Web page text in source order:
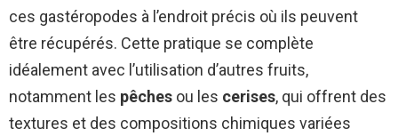
ces gastéropodes à l’endroit précis où ils peuvent
être récupérés. Cette pratique se complète
idéalement avec l’utilisation d’autres fruits,
notamment les pêches ou les cerises, qui offrent des
textures et des compositions chimiques variées